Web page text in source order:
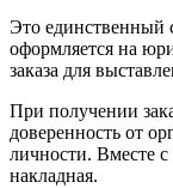
Это единственный
оформляется на
заказа для
При получении
доверенность от
личности. Вместе с
накладная.